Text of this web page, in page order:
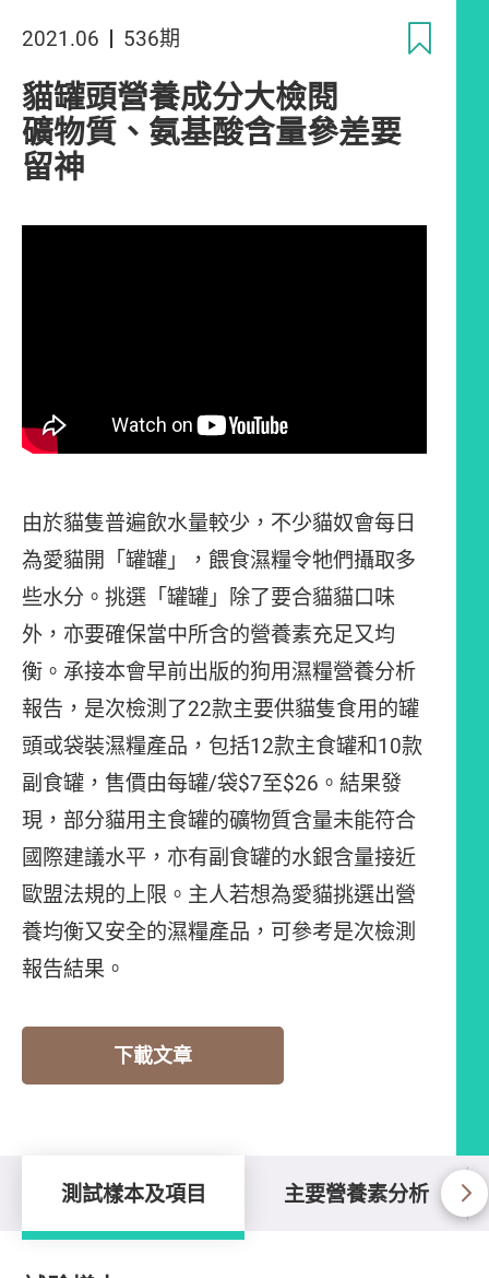
2021.06 536期
貓罐頭營養成分大檢閱
礦物質、氨基酸含量參差要
留神
由於貓隻普遍飲水量較少，不少貓奴會每日
為愛貓開「罐罐」，餵食濕糧令牠們攝取多
些水分。挑選「罐罐」除了要合貓貓口味
外，亦要確保當中所含的營養素充足又均
衡。承接本會早前出版的狗用濕糧營養分析
報告，是次檢測了22款主要供貓隻食用的罐
頭或袋裝濕糧產品，包括12款主食罐和10款
副食罐，售價由每罐/袋$7至$26。結果發
現，部分貓用主食罐的礦物質含量未能符合
國際建議水平，亦有副食罐的水銀含量接近
歐盟法規的上限。主人若想為愛貓挑選出營
養均衡又安全的濕糧產品，可參考是次檢測
報告結果。
下載文章
測試樣本及項目 主要營養素分析
測試樣本及項目